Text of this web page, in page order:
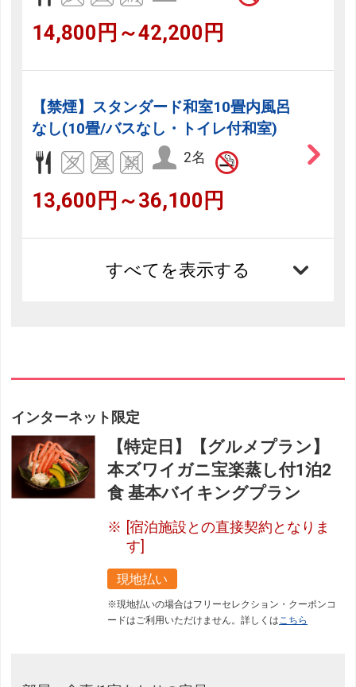
14,800円～42,200円
【禁煙】スタンダード和室10畳内風呂
なし(10畳/バスなし・トイレ付和室)
2名
13,600円～36,100円
すべてを表示する
インターネット限定
【特定日】【グルメプラン】
本ズワイガニ宝楽蒸し付1泊2
食 基本バイキングプラン
[宿泊施設との直接契約となりま
す]
現地払い
※現地払いの場合はフリーセレクション・クーポンコ
ードはご利用いただけません。詳しくはこちら